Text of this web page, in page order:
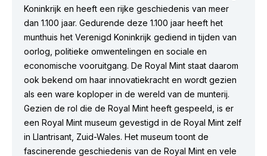
Koninkrijk en heeft een rijke geschiedenis van meer
dan 1.100 jaar. Gedurende deze 1.100 jaar heeft het
munthuis het Verenigd Koninkrijk gediend in tijden van
oorlog, politieke omwentelingen en sociale en
economische vooruitgang. De Royal Mint staat daarom
ook bekend om haar innovatiekracht en wordt gezien
als een ware koploper in de wereld van de munterij.
Gezien de rol die de Royal Mint heeft gespeeld, is er
een Royal Mint museum gevestigd in de Royal Mint zelf
in Llantrisant, Zuid-Wales. Het museum toont de
fascinerende geschiedenis van de Royal Mint en vele